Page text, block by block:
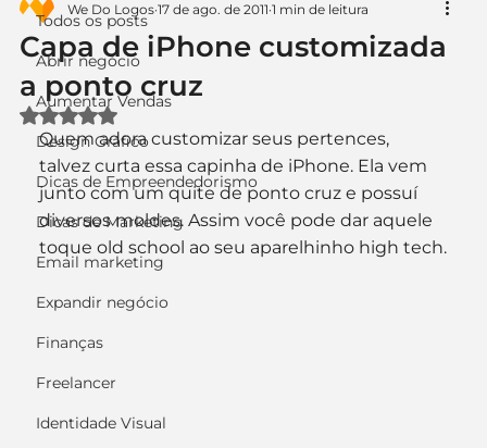
Todos os posts
Abrir negócio
Aumentar Vendas
Design Gráfico
Dicas de Empreendedorismo
Dicas de Marketing
Email marketing
Expandir negócio
Finanças
Freelancer
Identidade Visual
Capa de iPhone customizada
a ponto cruz
We Do Logos 17 de ago. de 2011 1 min de leitura
Avaliado com NaN de 5 estrelas.
Quem adora customizar seus pertences,
talvez curta essa capinha de iPhone. Ela vem
junto com um quite de ponto cruz e possuí
diversos moldes. Assim você pode dar aquele
toque old school ao seu aparelhinho high tech.